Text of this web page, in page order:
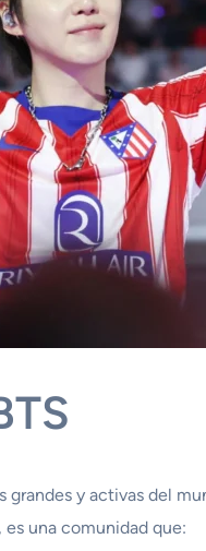
y activas del
una comunidad que: